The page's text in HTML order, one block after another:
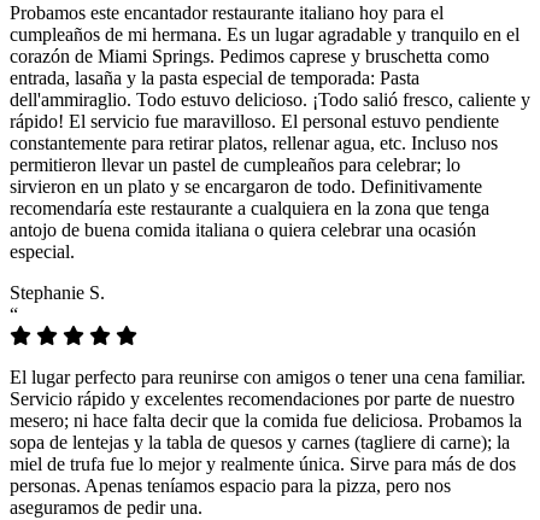
Probamos este encantador restaurante italiano hoy para el
cumpleaños de mi hermana. Es un lugar agradable y tranquilo en el
corazón de Miami Springs. Pedimos caprese y bruschetta como
entrada, lasaña y la pasta especial de temporada: Pasta
dell'ammiraglio. Todo estuvo delicioso. ¡Todo salió fresco, caliente y
rápido! El servicio fue maravilloso. El personal estuvo pendiente
constantemente para retirar platos, rellenar agua, etc. Incluso nos
permitieron llevar un pastel de cumpleaños para celebrar; lo
sirvieron en un plato y se encargaron de todo. Definitivamente
recomendaría este restaurante a cualquiera en la zona que tenga
antojo de buena comida italiana o quiera celebrar una ocasión
especial.
Stephanie S.
“
El lugar perfecto para reunirse con amigos o tener una cena familiar.
Servicio rápido y excelentes recomendaciones por parte de nuestro
mesero; ni hace falta decir que la comida fue deliciosa. Probamos la
sopa de lentejas y la tabla de quesos y carnes (tagliere di carne); la
miel de trufa fue lo mejor y realmente única. Sirve para más de dos
personas. Apenas teníamos espacio para la pizza, pero nos
aseguramos de pedir una.